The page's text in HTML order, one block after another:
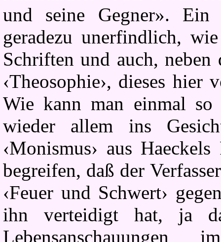
und seine Gegner».
geradezu unerfindlich,
Schriften und auch, neben
‹Theosophie›, dieses hier
Wie kann man einmal
wieder allem ins
‹Monismus› aus
begreifen, daß der
‹Feuer und Schwert›
ihn verteidigt hat, ja
Lebensanschauungen